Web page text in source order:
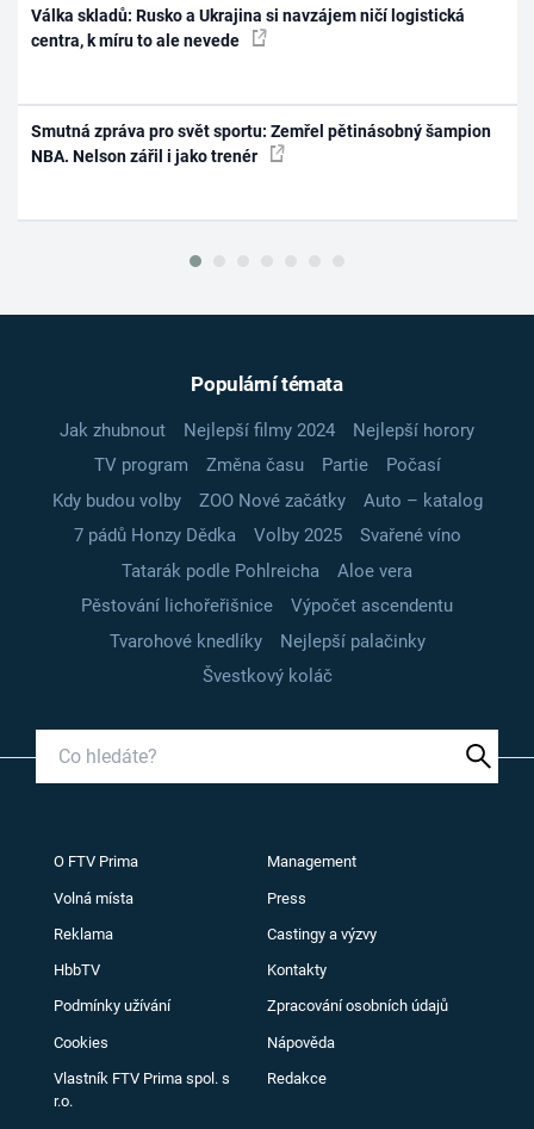
Válka skladů: Rusko a Ukrajina si navzájem ničí logistická
centra, k míru to ale nevede
Smutná zpráva pro svět sportu: Zemřel pětinásobný šampion
NBA. Nelson zářil i jako trenér
Populární témata
Jak zhubnout Nejlepší filmy 2024
Nejlepší horory
TV program
Změna času Partie
Počasí
Kdy budou volby
ZOO Nové začátky
Auto – katalog
7 pádů Honzy Dědka
Volby 2025
Svařené víno
Tatarák podle Pohlreicha
Aloe vera
Pěstování lichořeřišnice
Výpočet ascendentu
Tvarohové knedlíky
Nejlepší palačinky
Švestkový koláč
O FTV Prima Management
Volná místa Press
Reklama Castingy a výzvy
HbbTV Kontakty
Podmínky užívání Zpracování osobních údajů
Cookies Nápověda
Vlastník FTV Prima spol. s
r.o.
Redakce